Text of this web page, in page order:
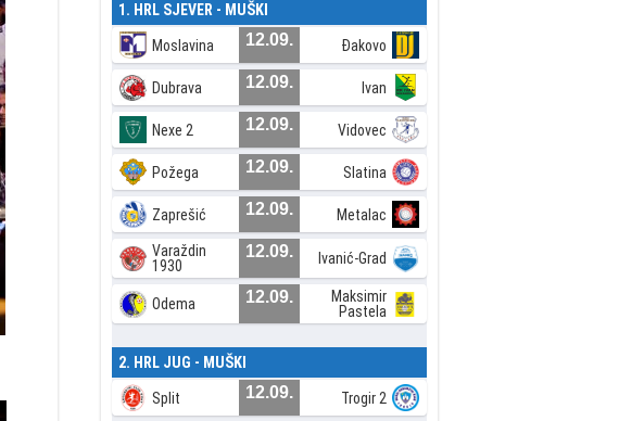
1. HRL SJEVER - MUŠKI
Moslavina 12.09. Đakovo
Dubrava 12.09. Ivan
Nexe 2 12.09. Vidovec
Požega 12.09. Slatina
Zaprešić 12.09. Metalac
Varaždin
1930
12.09. Ivanić-Grad
Odema 12.09.
Maksimir
Pastela
2. HRL JUG - MUŠKI
Split 12.09. Trogir 2